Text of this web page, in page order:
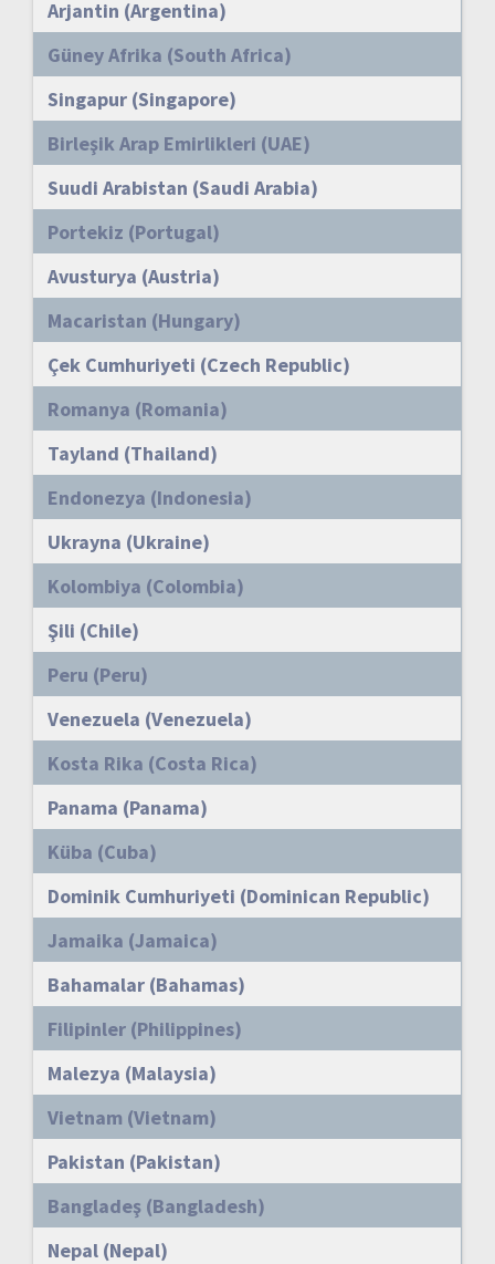
Arjantin (Argentina)
Güney Afrika (South Africa)
Singapur (Singapore)
Birleşik Arap Emirlikleri (UAE)
Suudi Arabistan (Saudi Arabia)
Portekiz (Portugal)
Avusturya (Austria)
Macaristan (Hungary)
Çek Cumhuriyeti (Czech Republic)
Romanya (Romania)
Tayland (Thailand)
Endonezya (Indonesia)
Ukrayna (Ukraine)
Kolombiya (Colombia)
Şili (Chile)
Peru (Peru)
Venezuela (Venezuela)
Kosta Rika (Costa Rica)
Panama (Panama)
Küba (Cuba)
Dominik Cumhuriyeti (Dominican Republic)
Jamaika (Jamaica)
Bahamalar (Bahamas)
Filipinler (Philippines)
Malezya (Malaysia)
Vietnam (Vietnam)
Pakistan (Pakistan)
Bangladeş (Bangladesh)
Nepal (Nepal)